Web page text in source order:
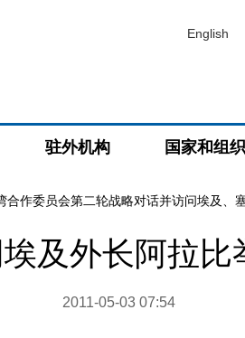
English
驻外机构 国家和组织
合作委员会第二轮战略对话并访问埃及、
及外长阿拉比
2011-05-03 07:54